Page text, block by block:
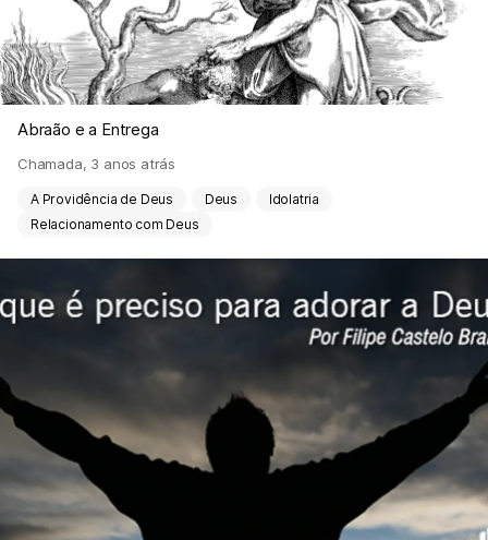
Abraão e a Entrega
Chamada, 3 anos atrás
A Providência de Deus Deus
Idolatria
Relacionamento com Deus